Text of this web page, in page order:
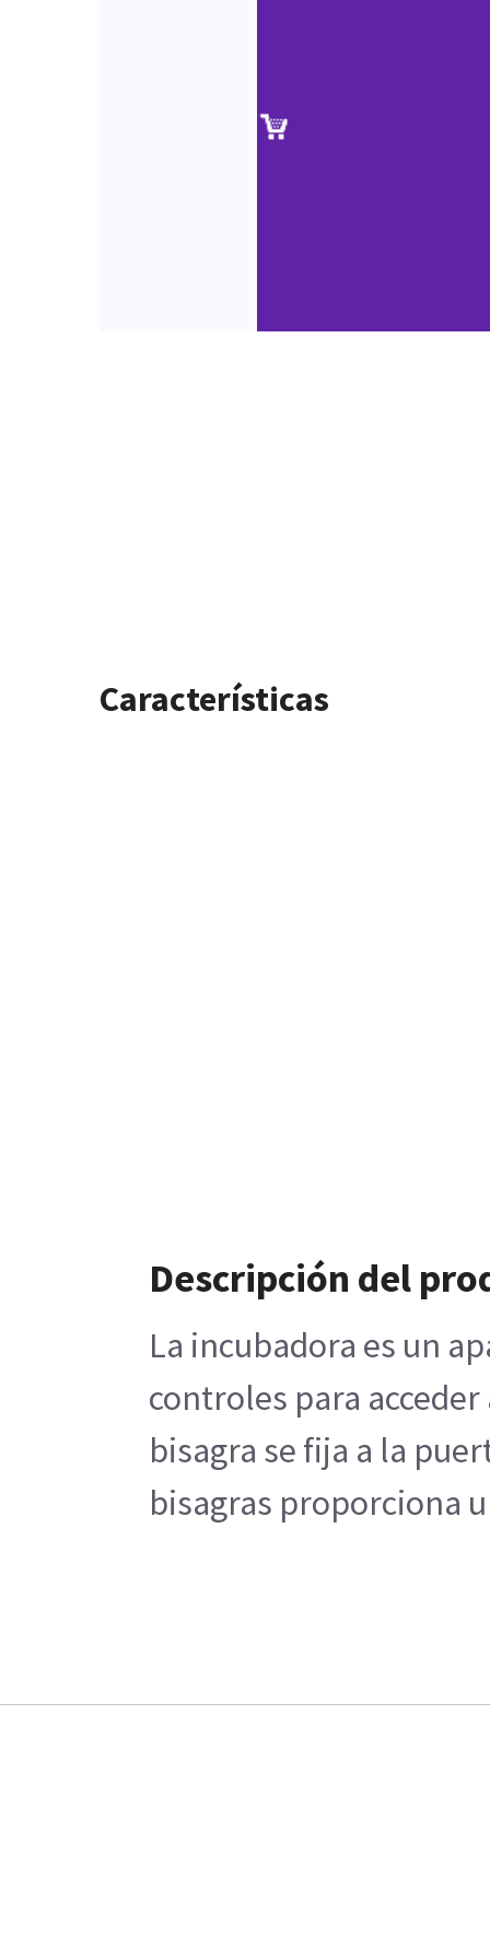
Características
Descripción del
La incubadora es un
controles para
bisagra se fija a la
bisagras proporciona